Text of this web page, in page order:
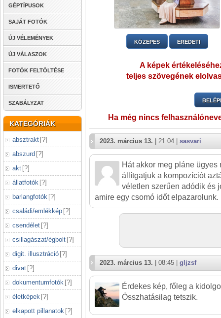
GÉPTÍPUSOK
SAJÁT FOTÓK
ÚJ VÉLEMÉNYEK
ÚJ VÁLASZOK
FOTÓK FELTÖLTÉSE
ISMERTETŐ
SZABÁLYZAT
KATEGÓRIÁK
absztrakt [?]
abszurd [?]
akt [?]
állatfotók [?]
barlangfotók [?]
családi/emlékkép [?]
csendélet [?]
csillagászat/égbolt [?]
digit. illusztráció [?]
divat [?]
dokumentumfotók [?]
életképek [?]
elkapott pillanatok [?]
KÖZEPES EREDETI
A képek
teljes szövegének
Ha még nincs
2023. március 13. | 21:04 | sasvari
Hát akkor meg pláne
állítgatjuk a kompozíciót
véletlen szerűen adódik és
amire egy csomó időt elpazarolunk.
2023. március 13. | 08:45 | gljzsf
Érdekes kép, főleg a
Összhatásilag tetszik.